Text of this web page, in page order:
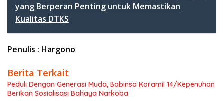
yang Berperan Penting untuk Memastikan
Kualitas DTKS
Penulis : Hargono
Berita Terkait
Peduli Dengan Generasi Muda, Babinsa Koramil 14/Kepenuhan
Berikan Sosialisasi Bahaya Narkoba